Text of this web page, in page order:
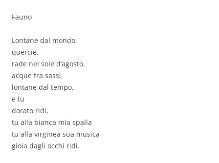
Fauno
Lontane dal mondo,
quercie,
rade nel sole d’agosto,
acque fra sassi,
lontane dal tempo,
e tu
dorato ridi,
tu alla bianca mia spalla
tu alla virginea sua musica
gioia dagli occhi ridi.